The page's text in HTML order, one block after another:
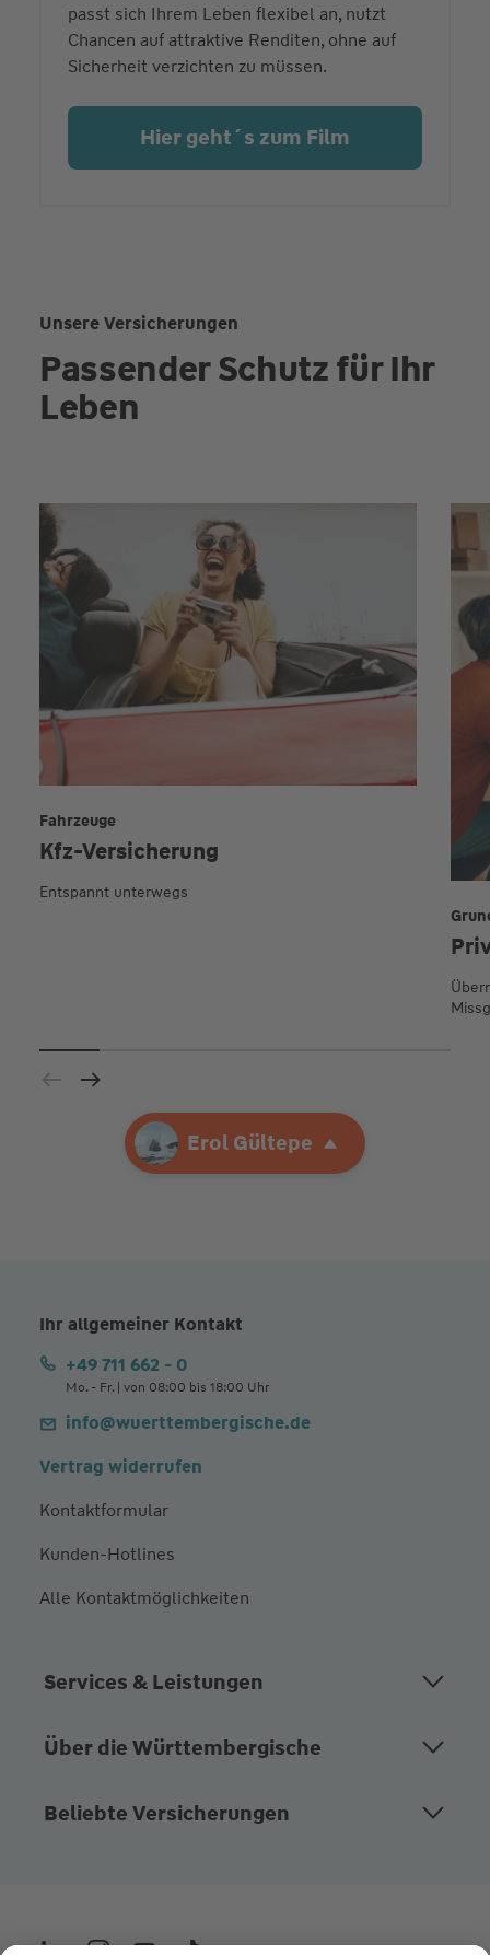
Ihre AgenturErol Gültepe
Erol Gültepe
passt sich Ihrem Leben flexibel an, nutzt
Chancen auf attraktive Renditen, ohne auf
Sicherheit verzichten zu müssen.
Hier geht´s zum Film
Unsere Versicherungen
Passender Schutz für Ihr
Leben
Kfz-Versicherung
Fahrzeuge
Entspannt unterwegs
Ihr allgemeiner Kontakt
+49 711 662 - 0
Mo. - Fr. | von 08:00 bis 18:00 Uhr
info@wuerttembergische.de
Vertrag widerrufen
Kontaktformular
Kunden-Hotlines
Alle Kontaktmöglichkeiten
Services & Leistungen
Über die Württembergische
Beliebte Versicherungen